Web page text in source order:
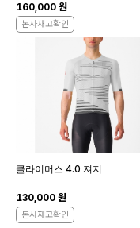
160,000 원
본사재고확인
클라이머스 4.0 져지
130,000 원
본사재고확인